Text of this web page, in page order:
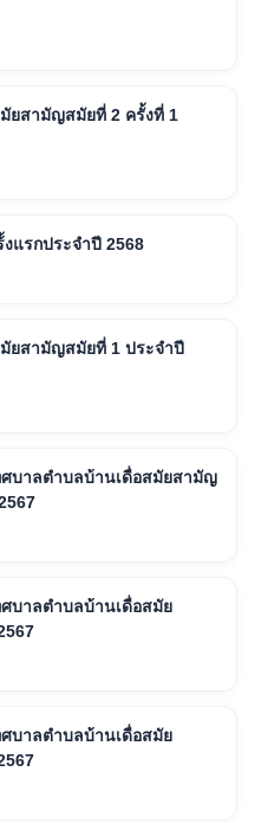
ยสามัญสมัยที่ 2 ครั้งที่ 1
แรกประจำปี 2568
ยสามัญสมัยที่ 1 ประจำปี
บาลตำบลบ้านเดื่อสมัยสามัญ
บาลตำบลบ้านเดื่อสมัย
บาลตำบลบ้านเดื่อสมัย